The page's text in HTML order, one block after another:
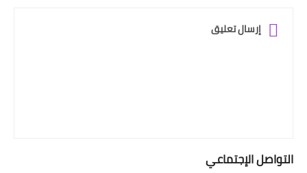
إرسال تعليق
التواصل الإجتماعي